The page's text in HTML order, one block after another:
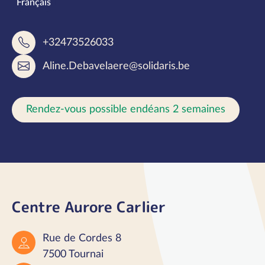
Français
+32473526033
Aline.Debavelaere@solidaris.be
Rendez-vous possible endéans 2 semaines
Centre Aurore Carlier
Rue de Cordes 8
7500 Tournai